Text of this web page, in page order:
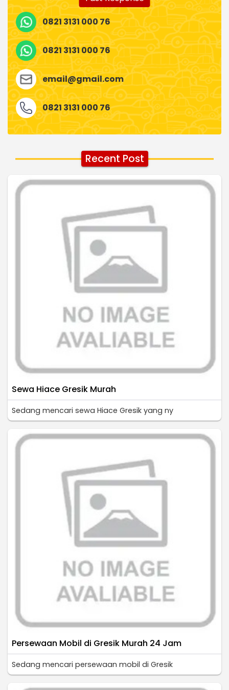
0821 3131 000 76
0821 3131 000 76
email@gmail.com
0821 3131 000 76
Recent Post
Sewa Hiace Gresik Murah
Sedang mencari sewa Hiace Gresik yang ny
Persewaan Mobil di Gresik Murah 24 Jam
Sedang mencari persewaan mobil di Gresik